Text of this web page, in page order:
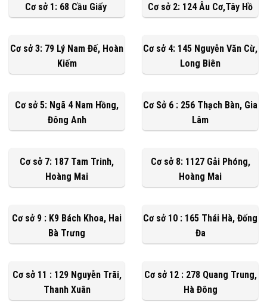
Cơ sở 1: 68 Cầu Giấy
Cơ sở 2: 124 Âu Cơ,Tây Hồ
Cơ sở 3: 79 Lý Nam Đế, Hoàn
Kiếm
Cơ sở 4: 145 Nguyễn Văn Cừ,
Long Biên
Cơ sở 5: Ngã 4 Nam Hồng,
Đông Anh
Cơ Sở 6 : 256 Thạch Bàn, Gia
Lâm
Cơ sở 7: 187 Tam Trinh,
Hoàng Mai
Cơ sở 8: 1127 Gải Phóng,
Hoàng Mai
Cơ sở 9 : K9 Bách Khoa, Hai
Bà Trưng
Cơ sở 10 : 165 Thái Hà, Đống
Đa
Cơ sở 11 : 129 Nguyễn Trãi,
Thanh Xuân
Cơ sở 12 : 278 Quang Trung,
Hà Đông